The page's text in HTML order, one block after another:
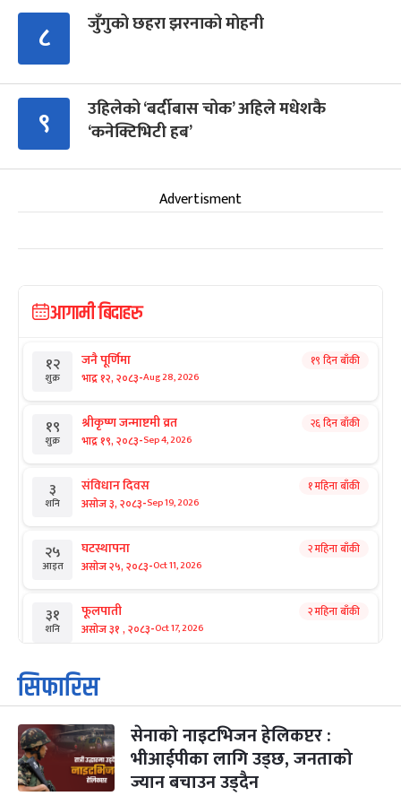
८ जुँगुको छहरा झरनाको मोहनी
९
उहिलेको ‘बर्दीबास चोक’ अहिले मधेशकै
‘कनेक्टिभिटी हब’
Advertisment
आगामी बिदाहरु
१२
शुक्र
जनै पूर्णिमा
भाद्र १२, २०८३-Aug 28, 2026
१९ दिन बाँकी
१९
शुक्र
श्रीकृष्ण जन्माष्टमी व्रत
भाद्र १९, २०८३-Sep 4, 2026
२६ दिन बाँकी
३
शनि
संविधान दिवस
असोज ३, २०८३-Sep 19, 2026
१ महिना बाँकी
२५
आइत
घटस्थापना
असोज २५, २०८३-Oct 11, 2026
२ महिना बाँकी
३१
शनि
फूलपाती
असोज ३१ , २०८३-Oct 17, 2026
२ महिना बाँकी
१
आइत
कार्तिक सङ्क्रान्ति
कार्तिक १, २०८३
३
मंगल
महानवमी
कार्तिक ३, २०८३-Oct 20, 2026
२ महिना बाँकी
सिफारिस
सेनाको नाइटभिजन हेलिकप्टर :
भीआईपीका लागि उड्छ, जनताको
ज्यान बचाउन उड्दैन